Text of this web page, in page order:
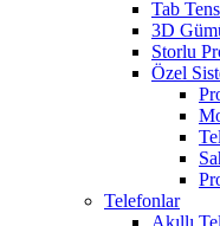
Tab
3D
Storlu
Özel
Telefonlar
Akıllı